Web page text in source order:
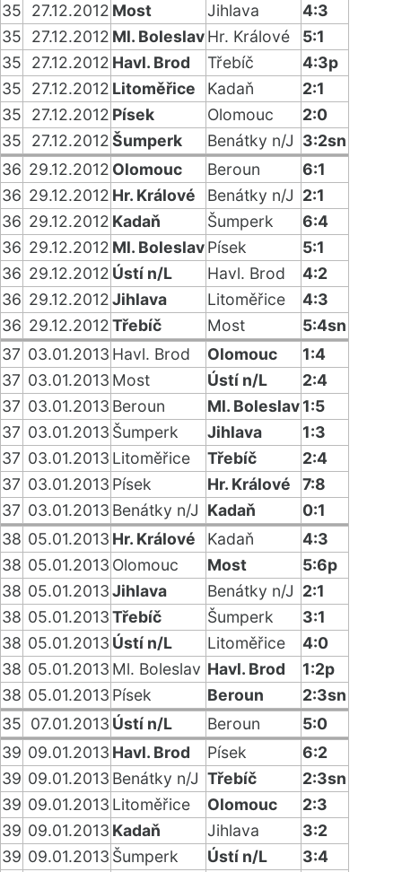
35
27.12.2012 Most Jihlava
4:3
35
27.12.2012 Ml. BoleslavHr. Králové
5:1
35
27.12.2012 Havl. Brod Třebíč
4:3p
35
27.12.2012 Litoměřice Kadaň
2:1
35
27.12.2012 Písek Olomouc
2:0
35
27.12.2012Šumperk Benátky n/J 3:2sn
36 29.12.2012 Olomouc Beroun
6:1
36 29.12.2012 Hr. Králové Benátky n/J 2:1
36 29.12.2012 Kadaň Šumperk
6:4
36 29.12.2012 Ml. BoleslavPísek
5:1
36 29.12.2012 Ústí n/L Havl. Brod
4:2
36 29.12.2012Jihlava Litoměřice
4:3
36 29.12.2012Třebíč Most
5:4sn
37 03.01.2013 Havl. Brod Olomouc
1:4
37 03.01.2013 Most Ústí n/L
2:4
37 03.01.2013 Beroun Ml. Boleslav1:5
37 03.01.2013 Šumperk Jihlava
1:3
37 03.01.2013 Litoměřice Třebíč
2:4
37 03.01.2013 Písek Hr. Králové
7:8
37 03.01.2013 Benátky n/J Kadaň
0:1
38 05.01.2013 Hr. Králové Kadaň
4:3
38 05.01.2013 Olomouc Most
5:6p
38 05.01.2013Jihlava Benátky n/J 2:1
38 05.01.2013Třebíč Šumperk
3:1
38 05.01.2013 Ústí n/L Litoměřice
4:0
38 05.01.2013 Ml. Boleslav Havl. Brod
1:2p
38 05.01.2013 Písek Beroun
2:3sn
35 07.01.2013 Ústí n/L Beroun
5:0
39 09.01.2013 Havl. Brod Písek
6:2
39 09.01.2013 Benátky n/J Třebíč
2:3sn
39 09.01.2013 Litoměřice Olomouc
2:3
39 09.01.2013 Kadaň Jihlava
3:2
39 09.01.2013 Šumperk Ústí n/L
3:4